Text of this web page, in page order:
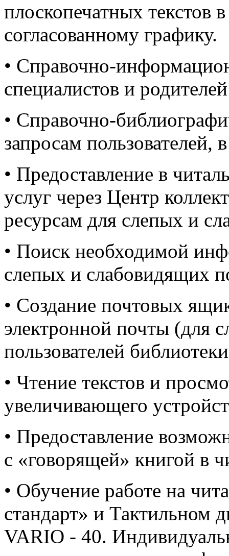
плоскопечатных текстов
согласованному графику.
• Справочно-
специалистов и
• Справочно-
запросам пользователей,
• Предоставление в
услуг через Центр
ресурсам для слепых и
• Поиск необходимой
слепых и слабовидящих
• Создание почтовых
электронной почты (для
пользователей
• Чтение текстов и
увеличивающего
• Предоставление
с «говорящей» книгой в
• Обучение работе на
стандарт» и Тактильном
VARIO - 40.